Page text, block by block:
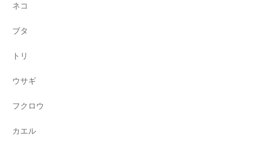
ネコ
ブタ
トリ
ウサギ
フクロウ
カエル